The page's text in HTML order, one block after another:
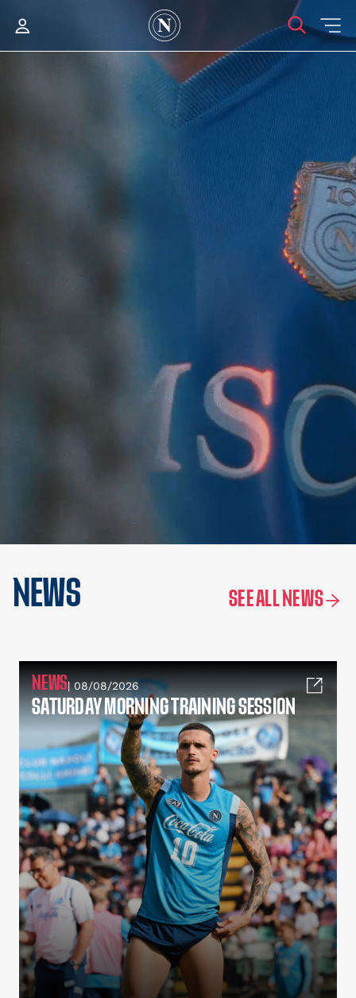
NEWS SEE ALL NEWS
NEWS| 08/08/2026
SATURDAY MORNING TRAINING SESSION